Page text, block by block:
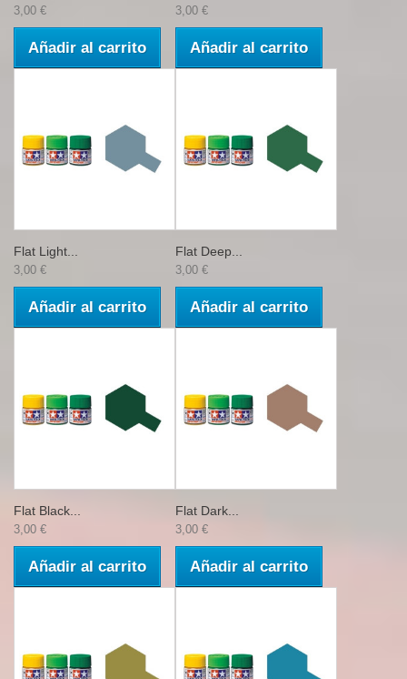
3,00 €
Añadir al carrito
3,00 €
Añadir al carrito
Flat Light...
3,00 €
Añadir al carrito
Flat Deep...
3,00 €
Añadir al carrito
Flat Black...
3,00 €
Añadir al carrito
Flat Dark...
3,00 €
Añadir al carrito